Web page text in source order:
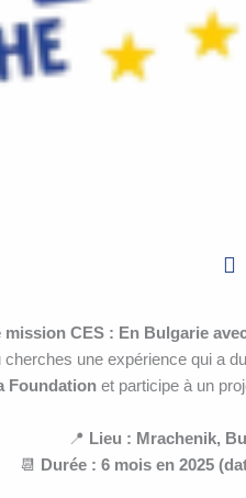
mission CES : En Bulgarie
cherches une expérience qui a
Foundationet participe à un
📍 Lieu : Mrachenik,
📆 Durée : 6 mois en 2025